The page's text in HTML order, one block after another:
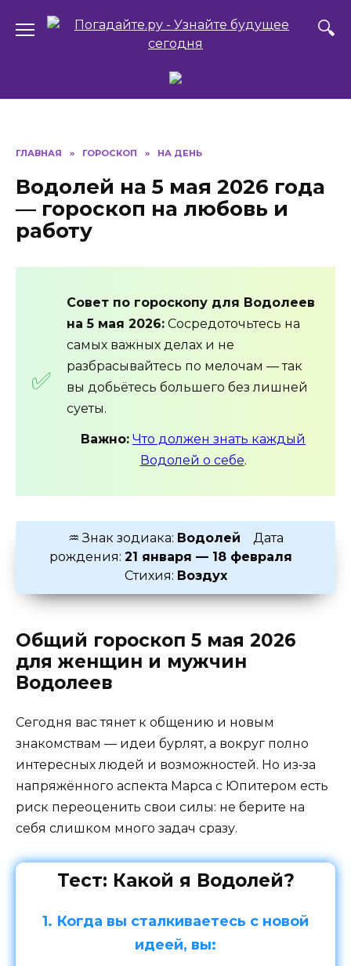
ГЛАВНАЯ » ГОРОСКОП » НА ДЕНЬ
Водолей на 5 мая 2026 года
— гороскоп на любовь и
работу
Совет по гороскопу для Водолеев
на 5 мая 2026: Сосредоточьтесь на
самых важных делах и не
разбрасывайтесь по мелочам — так
вы добьётесь большего без лишней
суеты.
Важно: Что должен знать каждый
Водолей о себе.
♒ Знак зодиака: Водолей Дата
рождения: 21 января — 18 февраля
Стихия: Воздух
Общий гороскоп 5 мая 2026
для женщин и мужчин
Водолеев
Сегодня вас тянет к общению и новым
знакомствам — идеи бурлят, а вокруг полно
интересных людей и возможностей. Но из‑за
напряжённого аспекта Марса с Юпитером есть
риск переоценить свои силы: не берите на
себя слишком много задач сразу.
Тест: Какой я Водолей?
1. Когда вы сталкиваетесь с новой
идеей, вы: